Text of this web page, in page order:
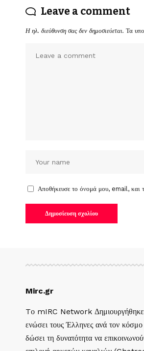
Leave a comment
Η ηλ. διεύθυνση σας δεν δημοσιεύεται. Τα
Αποθήκευσε το όνομά μου, email, και
Mirc.gr
Tο mIRC Network
ενώσει τους Έλληνες ανά τον κόσμο
δώσει τη δυνατότητα να